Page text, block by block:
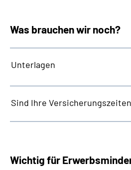
Was brauchen wir noch?
Unterlagen
Sind Ihre
Wichtig für